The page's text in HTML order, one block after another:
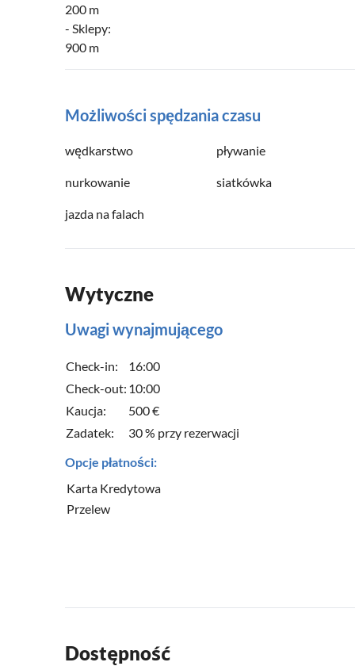
200 m
- Sklepy:
900 m
Możliwości spędzania czasu
wędkarstwo pływanie
nurkowanie siatkówka
jazda na falach
Wytyczne
Uwagi wynajmującego
Check-in:
16:00
Check-out: 10:00
Kaucja:
500 €
Zadatek:
30 % przy rezerwacji
Opcje płatności:
Karta Kredytowa
Przelew
Dostępność